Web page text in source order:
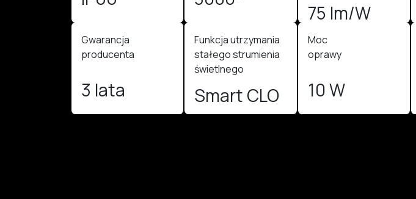
4000K
75 lm/W
Gwarancja
producenta
3 lata
Funkcja utrzymania
stałego strumienia
świetlnego
Smart CLO
Moc
oprawy
10 W